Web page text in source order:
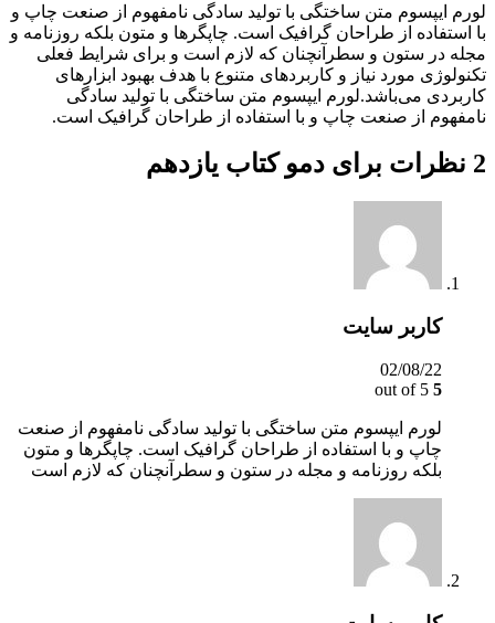
لورم ایپسوم متن ساختگی با تولید سادگی نامفهوم از صنعت چاپ و
با استفاده از طراحان گرافیک است. چاپگرها و متون بلکه روزنامه و
مجله در ستون و سطرآنچنان که لازم است و برای شرایط فعلی
تکنولوژی مورد نیاز و کاربردهای متنوع با هدف بهبود ابزارهای
کاربردی می‌باشد.لورم ایپسوم متن ساختگی با تولید سادگی
نامفهوم از صنعت چاپ و با استفاده از طراحان گرافیک است.
2 نظرات برای دمو کتاب یازدهم
کاربر سایت
02/08/22
5
لورم ایپسوم متن ساختگی با تولید سادگی نامفهوم از صنعت
چاپ و با استفاده از طراحان گرافیک است. چاپگرها و متون
بلکه روزنامه و مجله در ستون و سطرآنچنان که لازم است